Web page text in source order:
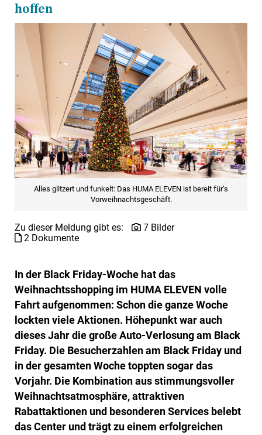
hoffen
Alles glitzert und funkelt: Das HUMA ELEVEN ist bereit für’s
Vorweihnachtsgeschäft.
Zu dieser Meldung gibt es:
7 Bilder
2 Dokumente
In der Black Friday-Woche hat das
Weihnachtsshopping im HUMA ELEVEN volle
Fahrt aufgenommen: Schon die ganze Woche
lockten viele Aktionen. Höhepunkt war auch
dieses Jahr die große Auto-Verlosung am Black
Friday. Die Besucherzahlen am Black Friday und
in der gesamten Woche toppten sogar das
Vorjahr. Die Kombination aus stimmungsvoller
Weihnachtsatmosphäre, attraktiven
Rabattaktionen und besonderen Services belebt
das Center und trägt zu einem erfolgreichen